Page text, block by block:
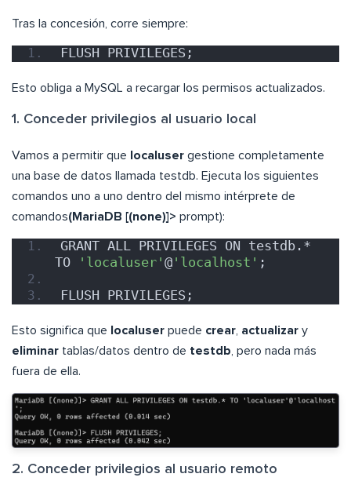
Tras la concesión, corre siempre:
FLUSH PRIVILEGES;
Esto obliga a MySQL a recargar los permisos actualizados.
1. Conceder privilegios al usuario local
Vamos a permitir que localuser gestione completamente
una base de datos llamada testdb. Ejecuta los siguientes
comandos uno a uno dentro del mismo intérprete de
comandos(MariaDB [(none)]> prompt):
GRANT ALL PRIVILEGES ON testdb.*
TO
'localuser' @ 'localhost' ;
FLUSH PRIVILEGES;
Esto significa que localuser puede crear actualizar y
eliminar tablas/datos dentro de testdb , pero nada más
fuera de ella.
2. Conceder privilegios al usuario remoto